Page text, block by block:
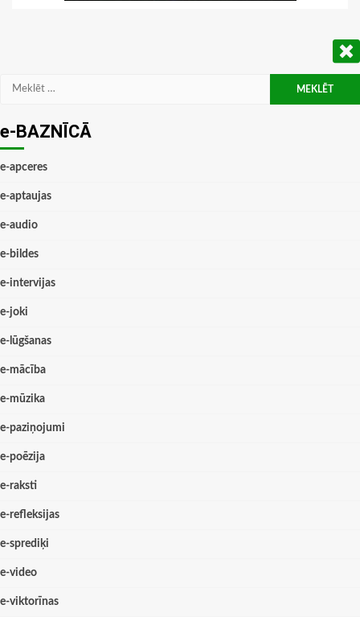
Meklēt:
e-BAZNĪCĀ
e-apceres
e-aptaujas
e-audio
e-bildes
e-intervijas
e-joki
e-lūgšanas
e-mācība
e-mūzika
e-paziņojumi
e-poēzija
e-raksti
e-refleksijas
e-sprediķi
e-video
e-viktorīnas